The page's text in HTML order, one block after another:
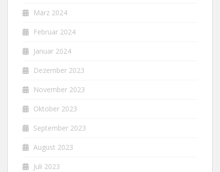
März 2024
Februar 2024
Januar 2024
Dezember 2023
November 2023
Oktober 2023
September 2023
August 2023
Juli 2023